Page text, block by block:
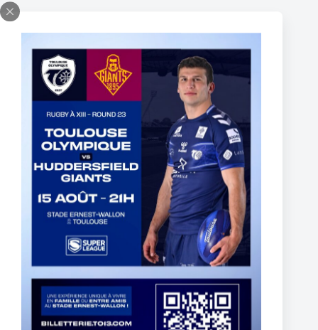
BILLETTERIE PARTENAIRE DEMI-FINALE
CHAMPIONSHIP 2024 – ABONNÉS INDIGO